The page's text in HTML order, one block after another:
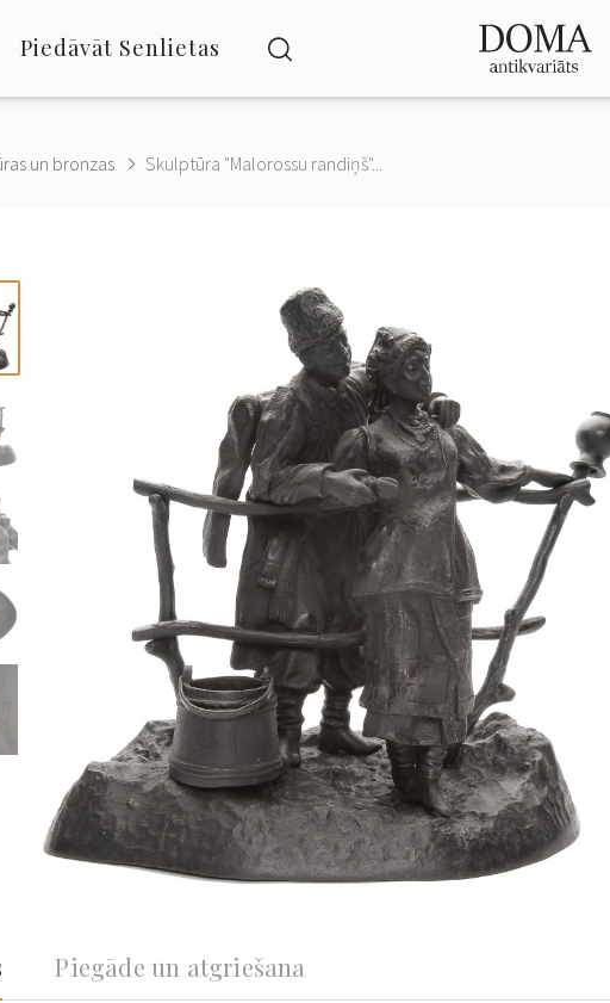
Piedāvāt Senlietas
un bronzas Skulptūra "Malorossu randiņš"...
Piegāde un atgriešana